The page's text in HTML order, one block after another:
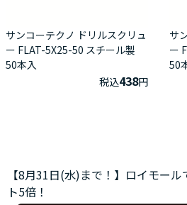
サンコーテクノ ドリルスクリュ
ー FLAT-5X25-50 スチール製
50本入
税込438円
サ
ー
50
【8月31日(水)まで！】ロイモー
ト5倍！